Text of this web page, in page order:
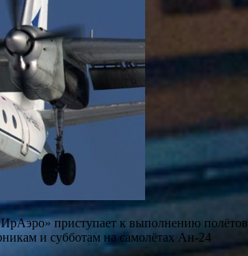
приступает к выполнению
и субботам на самолётах Ан-24